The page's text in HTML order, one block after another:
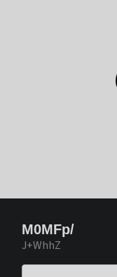
M0MFp/
J+WhhZ